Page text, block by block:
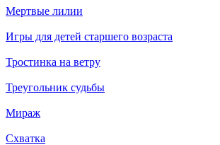
Мертвые лилии
Игры для детей старшего возраста
Тростинка на ветру
Треугольник судьбы
Мираж
Схватка